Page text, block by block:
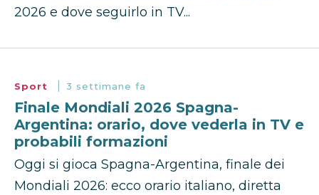
2026 e dove seguirlo in TV...
Sport 3 settimane fa
Finale Mondiali 2026 Spagna-
Argentina: orario, dove vederla in TV e
probabili formazioni
Oggi si gioca Spagna-Argentina, finale dei
Mondiali 2026: ecco orario italiano, diretta